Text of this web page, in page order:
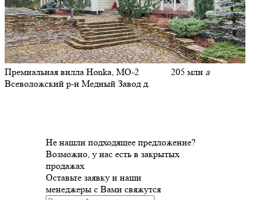
Премиальная вилла Honka, МО-2 205 млн a
Всеволожский р-н Медный Завод д.
Не нашли подходящее предложение?
Возможно, у нас есть в закрытых
продажах
Оставьте заявку и наши
менеджеры с Вами свяжутся